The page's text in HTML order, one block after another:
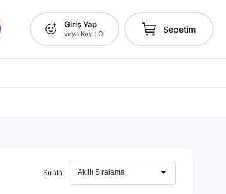
Giriş Yap
veya Kayıt Ol Sepetim
Sırala